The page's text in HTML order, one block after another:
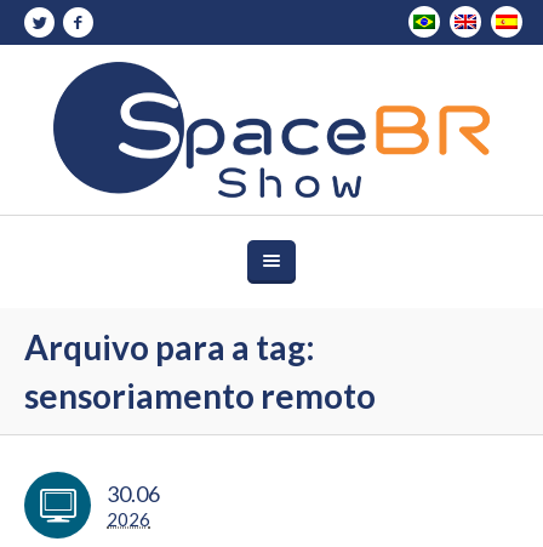
Arquivo para a tag:
sensoriamento remoto
30.06
2026